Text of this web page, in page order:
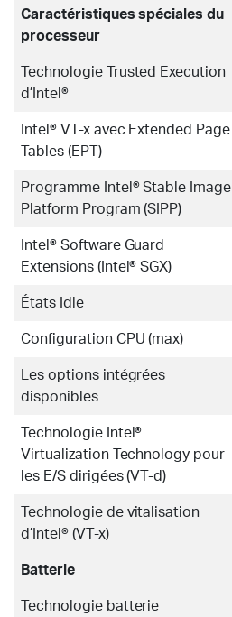
Caractéristiques spéciales du
processeur
Technologie Trusted Execution
d’Intel®
Intel® VT-x avec Extended Page
Tables (EPT)
Programme Intel® Stable Image
Platform Program (SIPP)
Intel® Software Guard
Extensions (Intel® SGX)
États Idle
Configuration CPU (max)
Les options intégrées
disponibles
Technologie Intel®
Virtualization Technology pour
les E/S dirigées (VT-d)
Technologie de vitalisation
d’Intel® (VT-x)
Batterie
Technologie batterie